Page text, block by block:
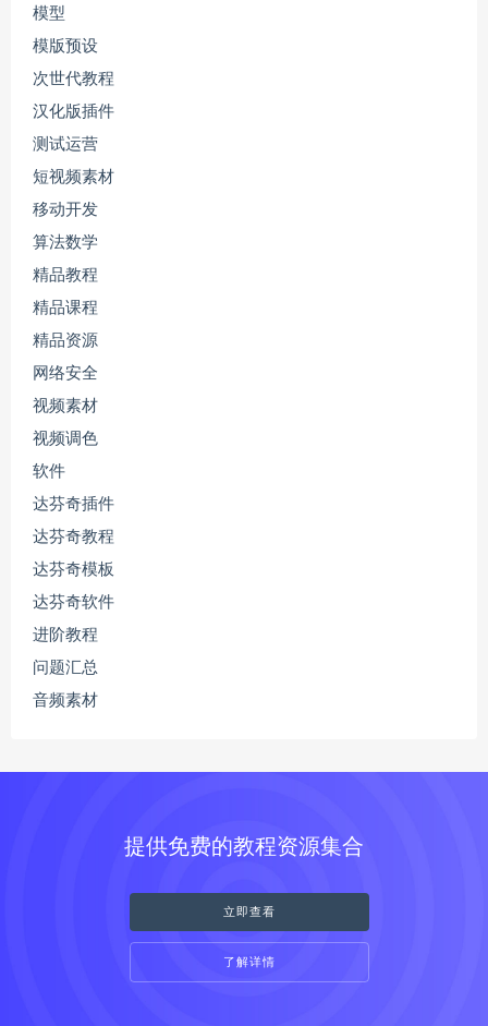
模型
模版预设
次世代教程
汉化版插件
测试运营
短视频素材
移动开发
算法数学
精品教程
精品课程
精品资源
网络安全
视频素材
视频调色
软件
达芬奇插件
达芬奇教程
达芬奇模板
达芬奇软件
进阶教程
问题汇总
音频素材
提供免费的教程资源集合
立即查看
了解详情